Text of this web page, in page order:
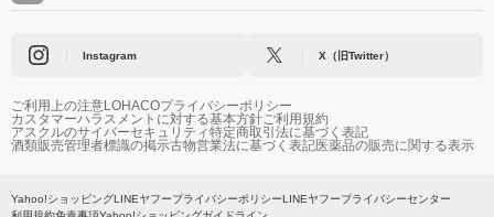
Instagram X（旧Twitter）
ご利用上の注意LOHACOプライバシーポリシー
カスタマーハラスメントに対する基本方針ご利用規約
アスクルのサイバーセキュリティ特定商取引法に基づく表記
酒類販売管理者標識の掲示古物営業法に基づく表記医薬品の販売に関する表示
Yahoo!ショッピングLINEヤフープライバシーポリシーLINEヤフープライバシーセンター